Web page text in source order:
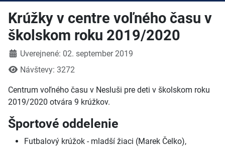
Krúžky v centre voľného času v
školskom roku 2019/2020
DetailyUverejnené: 02. september 2019
Návštevy: 3272
Centrum voľného času v Nesluši pre deti v školskom roku
2019/2020 otvára 9 krúžkov.
Športové oddelenie
Futbalový krúžok - mladší žiaci (Marek Čelko),